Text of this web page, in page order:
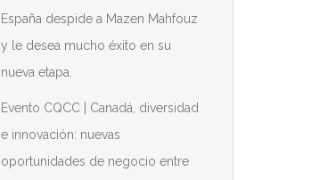
España despide a Mazen Mahfouz
y le desea mucho éxito en su
nueva etapa.
Evento CQCC | Canadá, diversidad
e innovación: nuevas
oportunidades de negocio entre